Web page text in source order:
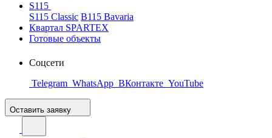
S115
S115 Classic B115 Bavaria
Квартал SPARTEX
Готовые объекты
Соцсети
Telegram WhatsApp ВКонтакте YouTube
Оставить заявку